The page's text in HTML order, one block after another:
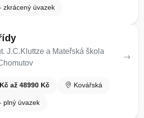
zkrácený úvazek
J.C.Kluttze a Mateřská škola
až 48990 Kč Kovářská
plný úvazek